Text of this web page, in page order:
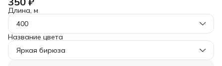
Длина, м
400
Название цвета
Яркая бирюза